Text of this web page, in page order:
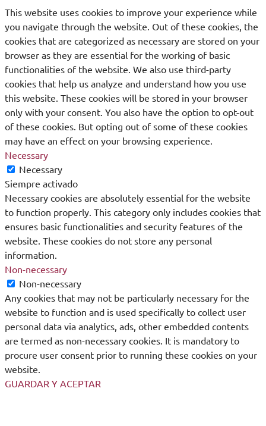
This website uses cookies to improve your experience while
you navigate through the website. Out of these cookies, the
cookies that are categorized as necessary are stored on your
browser as they are essential for the working of basic
functionalities of the website. We also use third-party
cookies that help us analyze and understand how you use
this website. These cookies will be stored in your browser
only with your consent. You also have the option to opt-out
of these cookies. But opting out of some of these cookies
may have an effect on your browsing experience.
Necessary
Necessary
Siempre activado
Necessary cookies are absolutely essential for the website
to function properly. This category only includes cookies that
ensures basic functionalities and security features of the
website. These cookies do not store any personal
information.
Non-necessary
Non-necessary
Any cookies that may not be particularly necessary for the
website to function and is used specifically to collect user
personal data via analytics, ads, other embedded contents
are termed as non-necessary cookies. It is mandatory to
procure user consent prior to running these cookies on your
website.
GUARDAR Y ACEPTAR